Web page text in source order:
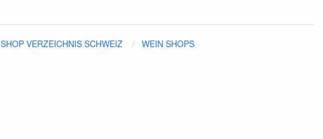
SHOP VERZEICHNIS SCHWEIZ WEIN SHOPS